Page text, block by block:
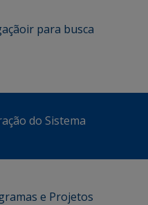
ir para busca
do Sistema
e Projetos